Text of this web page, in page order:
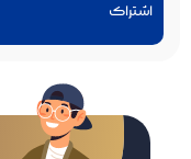
اشتراک